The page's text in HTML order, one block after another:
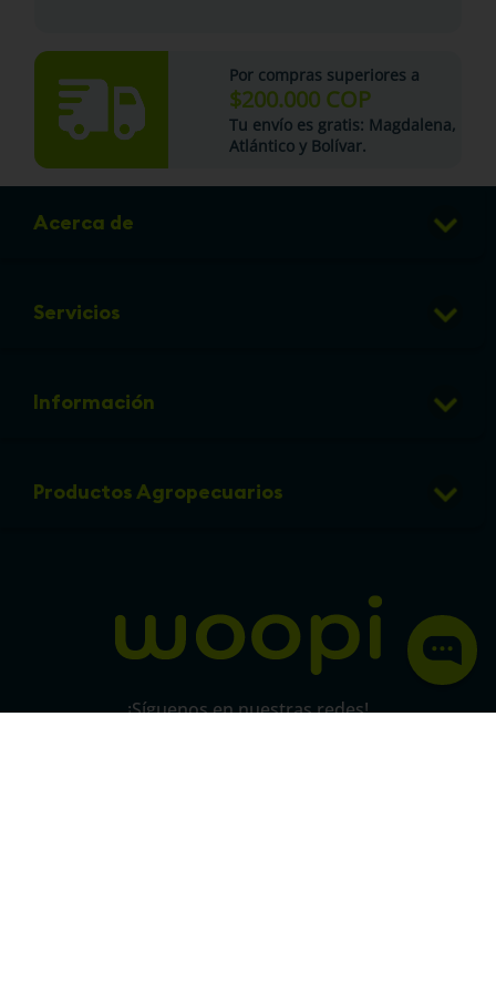
Por compras superiores a
$200.000 COP
Tu envío es gratis: Magdalena,
Atlántico y Bolívar.
Acerca de
Club de Puntos
Preguntas frecuentes
Linea de transparencia
Servicios
Veterinaria
Eventos
Información
info@micorral.com
Productos Agropecuarios
¡Síguenos en nuestras redes!